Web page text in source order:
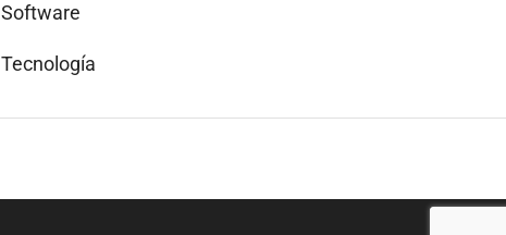
Software
Tecnología